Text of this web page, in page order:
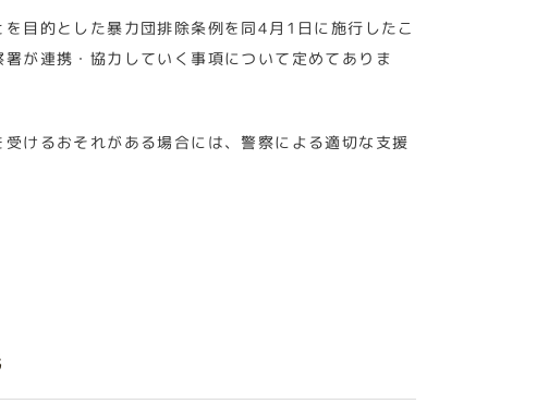
目的とした暴力団排除条例を同4月1日に施行したこ
が連携・協力していく事項について定めてありま
けるおそれがある場合には、警察による適切な支援